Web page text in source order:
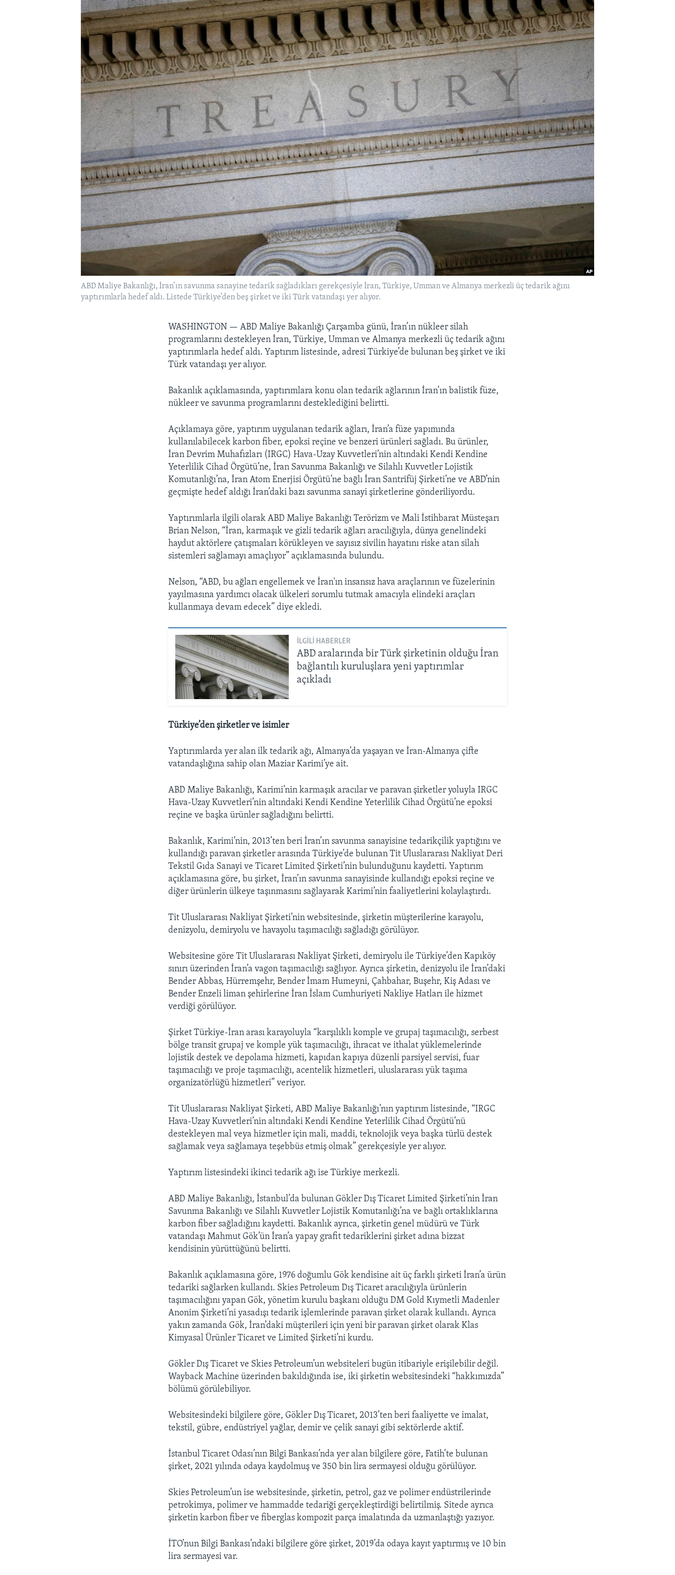
ABD Maliye Bakanlığı, İran’ın savunma sanayine tedarik sağladıkları gerekçesiyle İran, Türkiye, Umman ve Almanya merkezli üç tedarik ağını
yaptırımlarla hedef aldı. Listede Türkiye’den beş şirket ve iki Türk vatandaşı yer alıyor.
WASHINGTON —ABD Maliye Bakanlığı Çarşamba günü, İran’ın nükleer silah
programlarını destekleyen İran, Türkiye, Umman ve Almanya merkezli üç tedarik ağını
yaptırımlarla hedef aldı. Yaptırım listesinde, adresi Türkiye’de bulunan beş şirket ve iki
Türk vatandaşı yer alıyor.
Bakanlık açıklamasında, yaptırımlara konu olan tedarik ağlarının İran’ın balistik füze,
nükleer ve savunma programlarını desteklediğini belirtti.
Açıklamaya göre, yaptırım uygulanan tedarik ağları, İran’a füze yapımında
kullanılabilecek karbon fiber, epoksi reçine ve benzeri ürünleri sağladı. Bu ürünler,
İran Devrim Muhafızları (IRGC) Hava-Uzay Kuvvetleri’nin altındaki Kendi Kendine
Yeterlilik Cihad Örgütü’ne, İran Savunma Bakanlığı ve Silahlı Kuvvetler Lojistik
Komutanlığı’na, İran Atom Enerjisi Örgütü’ne bağlı İran Santrifüj Şirketi’ne ve ABD’nin
geçmişte hedef aldığı İran’daki bazı savunma sanayi şirketlerine gönderiliyordu.
Yaptırımlarla ilgili olarak ABD Maliye Bakanlığı Terörizm ve Mali İstihbarat Müsteşarı
Brian Nelson, “İran, karmaşık ve gizli tedarik ağları aracılığıyla, dünya genelindeki
haydut aktörlere çatışmaları körükleyen ve sayısız sivilin hayatını riske atan silah
sistemleri sağlamayı amaçlıyor” açıklamasında bulundu.
Nelson, “ABD, bu ağları engellemek ve İran'ın insansız hava araçlarının ve füzelerinin
yayılmasına yardımcı olacak ülkeleri sorumlu tutmak amacıyla elindeki araçları
kullanmaya devam edecek” diye ekledi.
İLGILI HABERLER
ABD aralarında bir Türk şirketinin olduğu İran
bağlantılı kuruluşlara yeni yaptırımlar
açıkladı
Türkiye’den şirketler ve isimler
Yaptırımlarda yer alan ilk tedarik ağı, Almanya’da yaşayan ve İran-Almanya çifte
vatandaşlığına sahip olan Maziar Karimi’ye ait.
ABD Maliye Bakanlığı, Karimi’nin karmaşık aracılar ve paravan şirketler yoluyla IRGC
Hava-Uzay Kuvvetleri’nin altındaki Kendi Kendine Yeterlilik Cihad Örgütü’ne epoksi
reçine ve başka ürünler sağladığını belirtti.
Bakanlık, Karimi’nin, 2013’ten beri İran’ın savunma sanayisine tedarikçilik yaptığını ve
kullandığı paravan şirketler arasında Türkiye’de bulunan Tit Uluslararası Nakliyat Deri
Tekstil Gıda Sanayi ve Ticaret Limited Şirketi’nin bulunduğunu kaydetti. Yaptırım
açıklamasına göre, bu şirket, İran’ın savunma sanayisinde kullandığı epoksi reçine ve
diğer ürünlerin ülkeye taşınmasını sağlayarak Karimi’nin faaliyetlerini kolaylaştırdı.
Tit Uluslararası Nakliyat Şirketi’nin websitesinde, şirketin müşterilerine karayolu,
denizyolu, demiryolu ve havayolu taşımacılığı sağladığı görülüyor.
Websitesine göre Tit Uluslararası Nakliyat Şirketi, demiryolu ile Türkiye’den Kapıköy
sınırı üzerinden İran’a vagon taşımacılığı sağlıyor. Ayrıca şirketin, denizyolu ile İran’daki
Bender Abbas, Hürremşehr, Bender İmam Humeyni, Çahbahar, Buşehr, Kiş Adası ve
Bender Enzeli liman şehirlerine İran İslam Cumhuriyeti Nakliye Hatları ile hizmet
verdiği görülüyor.
Şirket Türkiye-İran arası karayoluyla “karşılıklı komple ve grupaj taşımacılığı, serbest
bölge transit grupaj ve komple yük taşımacılığı, ihracat ve ithalat yüklemelerinde
lojistik destek ve depolama hizmeti, kapıdan kapıya düzenli parsiyel servisi, fuar
taşımacılığı ve proje taşımacılığı, acentelik hizmetleri, uluslararası yük taşıma
organizatörlüğü hizmetleri” veriyor.
Tit Uluslararası Nakliyat Şirketi, ABD Maliye Bakanlığı’nın yaptırım listesinde, “IRGC
Hava-Uzay Kuvvetleri’nin altındaki Kendi Kendine Yeterlilik Cihad Örgütü’nü
destekleyen mal veya hizmetler için mali, maddi, teknolojik veya başka türlü destek
sağlamak veya sağlamaya teşebbüs etmiş olmak” gerekçesiyle yer alıyor.
Yaptırım listesindeki ikinci tedarik ağı ise Türkiye merkezli.
ABD Maliye Bakanlığı, İstanbul’da bulunan Gökler Dış Ticaret Limited Şirketi’nin İran
Savunma Bakanlığı ve Silahlı Kuvvetler Lojistik Komutanlığı’na ve bağlı ortaklıklarına
karbon fiber sağladığını kaydetti. Bakanlık ayrıca, şirketin genel müdürü ve Türk
vatandaşı Mahmut Gök’ün İran’a yapay grafit tedariklerini şirket adına bizzat
kendisinin yürüttüğünü belirtti.
Bakanlık açıklamasına göre, 1976 doğumlu Gök kendisine ait üç farklı şirketi İran’a ürün
tedariki sağlarken kullandı. Skies Petroleum Dış Ticaret aracılığıyla ürünlerin
taşımacılığını yapan Gök, yönetim kurulu başkanı olduğu DM Gold Kıymetli Madenler
Anonim Şirketi’ni yasadışı tedarik işlemlerinde paravan şirket olarak kullandı. Ayrıca
yakın zamanda Gök, İran’daki müşterileri için yeni bir paravan şirket olarak Klas
Kimyasal Ürünler Ticaret ve Limited Şirketi’ni kurdu.
Gökler Dış Ticaret ve Skies Petroleum’un websiteleri bugün itibariyle erişilebilir değil.
Wayback Machine üzerinden bakıldığında ise, iki şirketin websitesindeki “hakkımızda”
bölümü görülebiliyor.
Websitesindeki bilgilere göre, Gökler Dış Ticaret, 2013’ten beri faaliyette ve imalat,
tekstil, gübre, endüstriyel yağlar, demir ve çelik sanayi gibi sektörlerde aktif.
İstanbul Ticaret Odası’nın Bilgi Bankası’nda yer alan bilgilere göre, Fatih’te bulunan
şirket, 2021 yılında odaya kaydolmuş ve 350 bin lira sermayesi olduğu görülüyor.
Skies Petroleum’un ise websitesinde, şirketin, petrol, gaz ve polimer endüstrilerinde
petrokimya, polimer ve hammadde tedariği gerçekleştirdiği belirtilmiş. Sitede ayrıca
şirketin karbon fiber ve fiberglas kompozit parça imalatında da uzmanlaştığı yazıyor.
İTO’nun Bilgi Bankası’ndaki bilgilere göre şirket, 2019’da odaya kayıt yaptırmış ve 10 bin
lira sermayesi var.